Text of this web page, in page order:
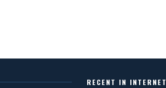
RECENT IN INTERNET